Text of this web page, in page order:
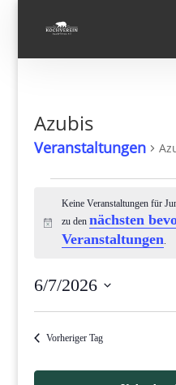
Azubis
Veranstaltungen
für
Juni
2026
Hinweis
Keine Veranstaltungen für
zu dennächsten
Veranstaltungen.
6/7/2026
Datum
wählen.
Vorheriger Tag